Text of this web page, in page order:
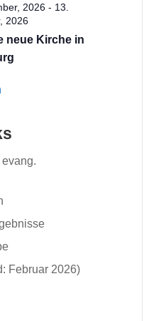
2026- 13.
2026
neue Kirche in
Februar 2026)